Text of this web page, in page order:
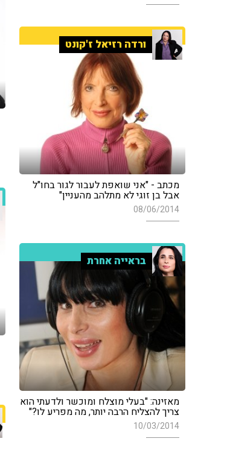
ורדה רזיאל ז'קונט
מכתב - "אני שואפת לעבור לגור בחו"ל
אבל בן זוגי לא מתלהב מהעניין"
08/06/2014
בראייה אחרת
מאזינה: "בעלי מוצלח ומוכשר ולדעתי הוא
צריך להצליח הרבה יותר, מה מפריע לו?"
10/03/2014